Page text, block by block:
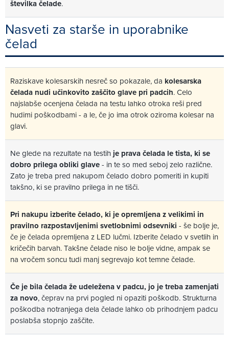
številka čelade.
Nasveti za starše in uporabnike
čelad
Raziskave kolesarskih nesreč so pokazale, da kolesarska
čelada nudi učinkovito zaščito glave pri padcih. Celo
najslabše ocenjena čelada na testu lahko otroka reši pred
hudimi poškodbami - a le, če jo ima otrok oziroma kolesar na
glavi.
Ne glede na rezultate na testihje prava čelada le tista, ki se
dobro prilega obliki glave- in te so med seboj zelo različne.
Zato je treba pred nakupom čelado dobro pomeriti in kupiti
takšno, ki se pravilno prilega in ne tišči.
Pri nakupu izberite čelado, ki je opremljena z velikimi in
pravilno razpostavljenimi svetlobnimi odsevniki - še bolje je,
če je čelada opremljena z LED lučmi. Izberite čelado v svetlih in
kričečih barvah. Takšne čelade niso le bolje vidne, ampak se
na vročem soncu tudi manj segrevajo kot temne čelade.
Če je bila čelada že udeležena v padcu, jo je treba zamenjati
za novo, čeprav na prvi pogled ni opaziti poškodb. Strukturna
poškodba notranjega dela čelade lahko ob prihodnjem padcu
poslabša stopnjo zaščite.